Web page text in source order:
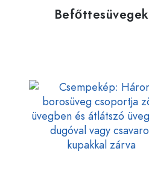
Befőttesüvegek